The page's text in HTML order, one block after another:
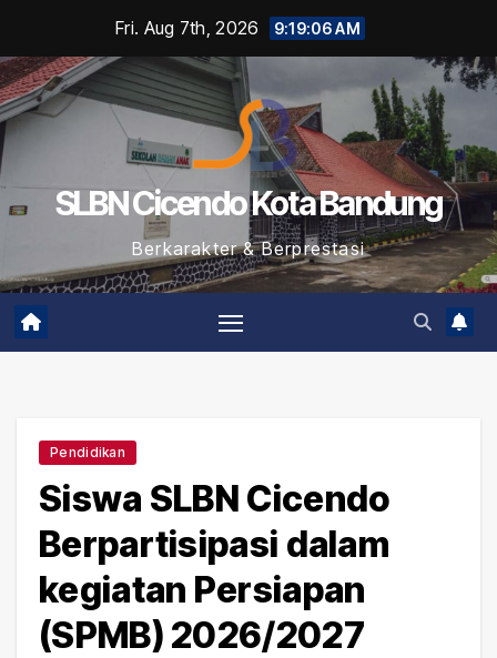
content
Fri. Aug 7th, 2026 9:19:07 AM
SLBN Cicendo Kota Bandung
Berkarakter & Berprestasi
Pendidikan
Siswa SLBN Cicendo
Berpartisipasi dalam
kegiatan Persiapan
(SPMB) 2026/2027